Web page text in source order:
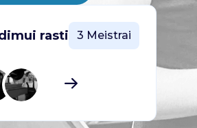
rasti 3 Meistrai